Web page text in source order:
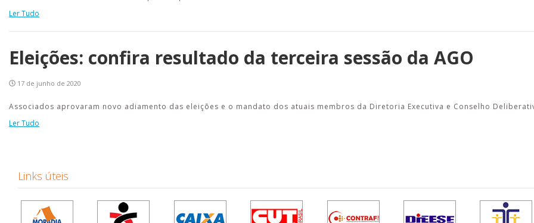
Ler Tudo
Eleições: confira resultado da terceira sessão da AGO
17 de junho de 2020
Associados aprovaram novo adiamento das eleições e o mandato dos atuais membros da Diretoria Executiva e Conselho
Ler Tudo
Links úteis